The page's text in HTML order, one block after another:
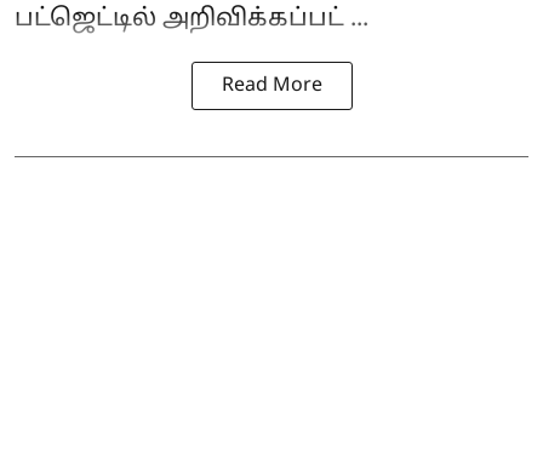
பட்ஜெட்டில் அறிவிக்கப்பட் ...
Read More